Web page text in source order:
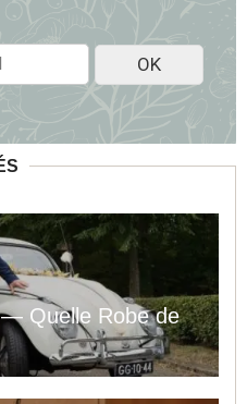
OK
Quelle Robe de